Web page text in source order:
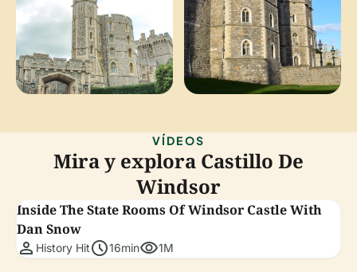
VÍDEOS
Mira y explora Castillo De
Windsor
Inside The State Rooms Of Windsor Castle With
Dan Snow
person History Hitschedule16minvisibility1M